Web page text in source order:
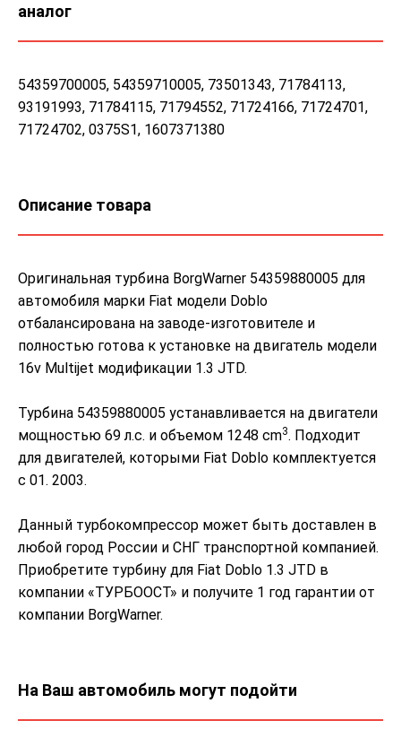
аналог
54359700005, 54359710005, 73501343, 71784113,
93191993, 71784115, 71794552, 71724166, 71724701,
71724702, 0375S1, 1607371380
Описание товара
Оригинальная турбина BorgWarner 54359880005 для
автомобиля марки Fiat модели Doblo
отбалансирована на заводе-изготовителе и
полностью готова к установке на двигатель модели
16v Multijet модификации 1.3 JTD.
Турбина 54359880005 устанавливается на двигатели
мощностью 69 л.с. и объемом 1248 cm3. Подходит
для двигателей, которыми Fiat Doblo комплектуется
с 01. 2003.
Данный турбокомпрессор может быть доставлен в
любой город России и СНГ транспортной компанией.
Приобретите турбину для Fiat Doblo 1.3 JTD в
компании «ТУРБООСТ» и получите 1 год гарантии от
компании BorgWarner.
На Ваш автомобиль могут подойти